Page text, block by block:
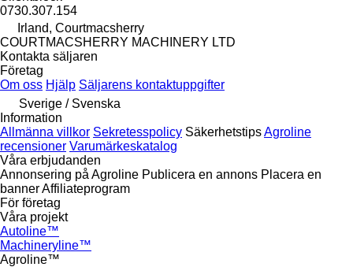
0730.307.154
Irland, Courtmacsherry
COURTMACSHERRY MACHINERY LTD
Kontakta säljaren
Företag
Om oss Hjälp Säljarens kontaktuppgifter
Sverige / Svenska
Information
Allmänna villkor Sekretesspolicy SäkerhetstipsAgroline
recensioner Varumärkeskatalog
Våra erbjudanden
Annonsering på Agroline Publicera en annons Placera en
bannerAffiliateprogram
För företag
Våra projekt
Autoline™
Machineryline™
Agroline™